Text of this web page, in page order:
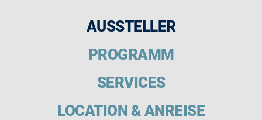
AUSSTELLER
PROGRAMM
SERVICES
LOCATION & ANREISE